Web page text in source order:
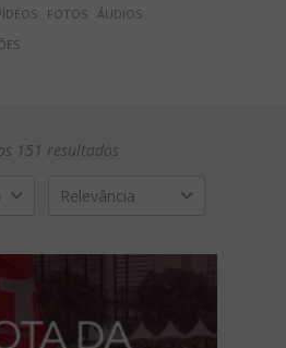
FOTOS ÁUDIOS
151 resultados
Relevância